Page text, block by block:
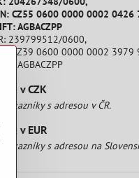
CZ55 0600 0000 0002 0426
AGBACZPP
239799512/0600,
CZ39 0600 0000 0002 3979
AGBACZPP
v CZK
zákazníky s adresou v ČR.
v EUR
zákazníky s adresou na